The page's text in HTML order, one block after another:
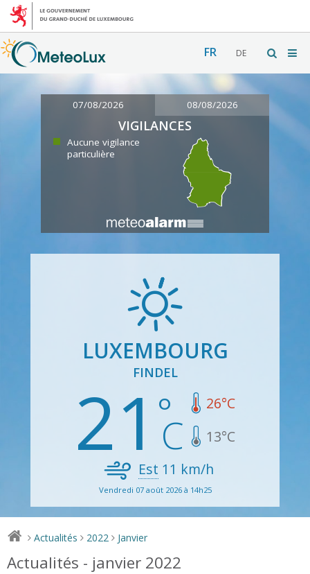
FR DE
07/08/2026 08/08/2026
VIGILANCES
Aucune vigilance
particulière
LUXEMBOURG
FINDEL
21 26°C
13°C
Est 11 km/h
Vendredi 07 août 2026 à 14h25
> Actualités > 2022 > Janvier
Actualités - janvier 2022